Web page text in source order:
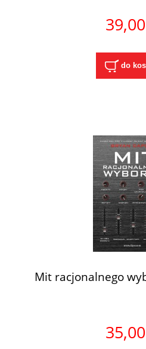
do
Mit racjonalnego